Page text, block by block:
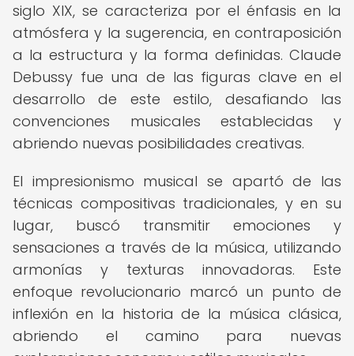
siglo XIX, se caracteriza por el énfasis en la
atmósfera y la sugerencia, en contraposición
a la estructura y la forma definidas. Claude
Debussy fue una de las figuras clave en el
desarrollo de este estilo, desafiando las
convenciones musicales establecidas y
abriendo nuevas posibilidades creativas.
El impresionismo musical se apartó de las
técnicas compositivas tradicionales, y en su
lugar, buscó transmitir emociones y
sensaciones a través de la música, utilizando
armonías y texturas innovadoras. Este
enfoque revolucionario marcó un punto de
inflexión en la historia de la música clásica,
abriendo el camino para nuevas